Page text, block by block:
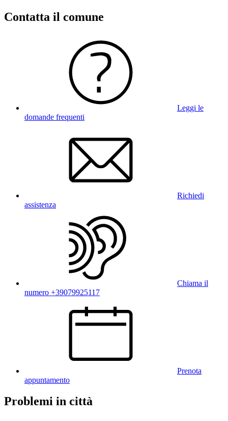
Contatta il comune
Leggi le
domande frequenti
Richiedi
assistenza
Chiama il
numero +39079925117
Prenota
appuntamento
Problemi in città